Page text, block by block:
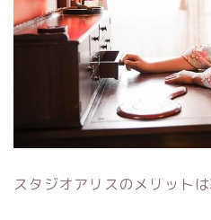
スタジオアリスのメリットは